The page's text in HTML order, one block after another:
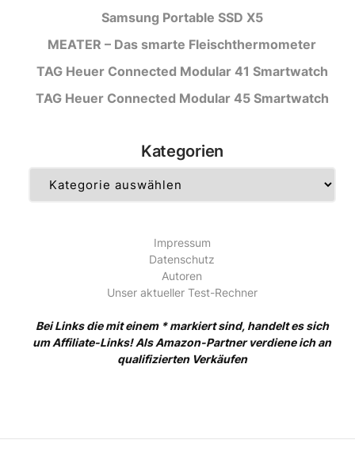
Samsung Portable SSD X5
MEATER – Das smarte Fleischthermometer
TAG Heuer Connected Modular 41 Smartwatch
TAG Heuer Connected Modular 45 Smartwatch
Kategorien
Impressum
Datenschutz
Autoren
Unser aktueller Test-Rechner
Bei Links die mit einem * markiert sind, handelt es sich
um Affiliate-Links! Als Amazon-Partner verdiene ich an
qualifizierten Verkäufen